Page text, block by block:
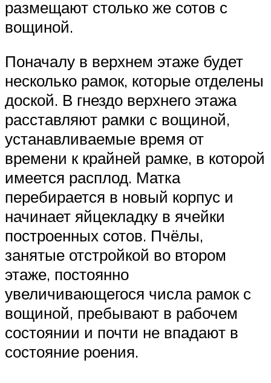
размещают столько же сотов с
вощиной.
Поначалу в верхнем этаже будет
несколько рамок, которые отделены
доской. В гнездо верхнего этажа
расставляют рамки с вощиной,
устанавливаемые время от
времени к крайней рамке, в которой
имеется расплод. Матка
перебирается в новый корпус и
начинает яйцекладку в ячейки
построенных сотов. Пчёлы,
занятые отстройкой во втором
этаже, постоянно
увеличивающегося числа рамок с
вощиной, пребывают в рабочем
состоянии и почти не впадают в
состояние роения.